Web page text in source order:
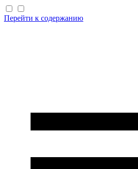
Перейти к содержанию